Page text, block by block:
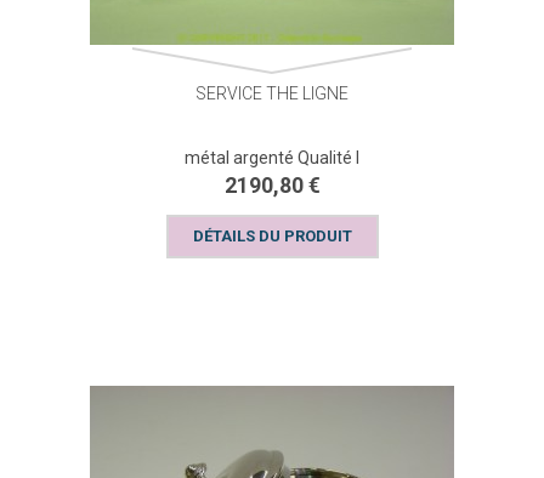
SERVICE THE LIGNE
métal argenté Qualité I
2190,80 €
DÉTAILS DU PRODUIT